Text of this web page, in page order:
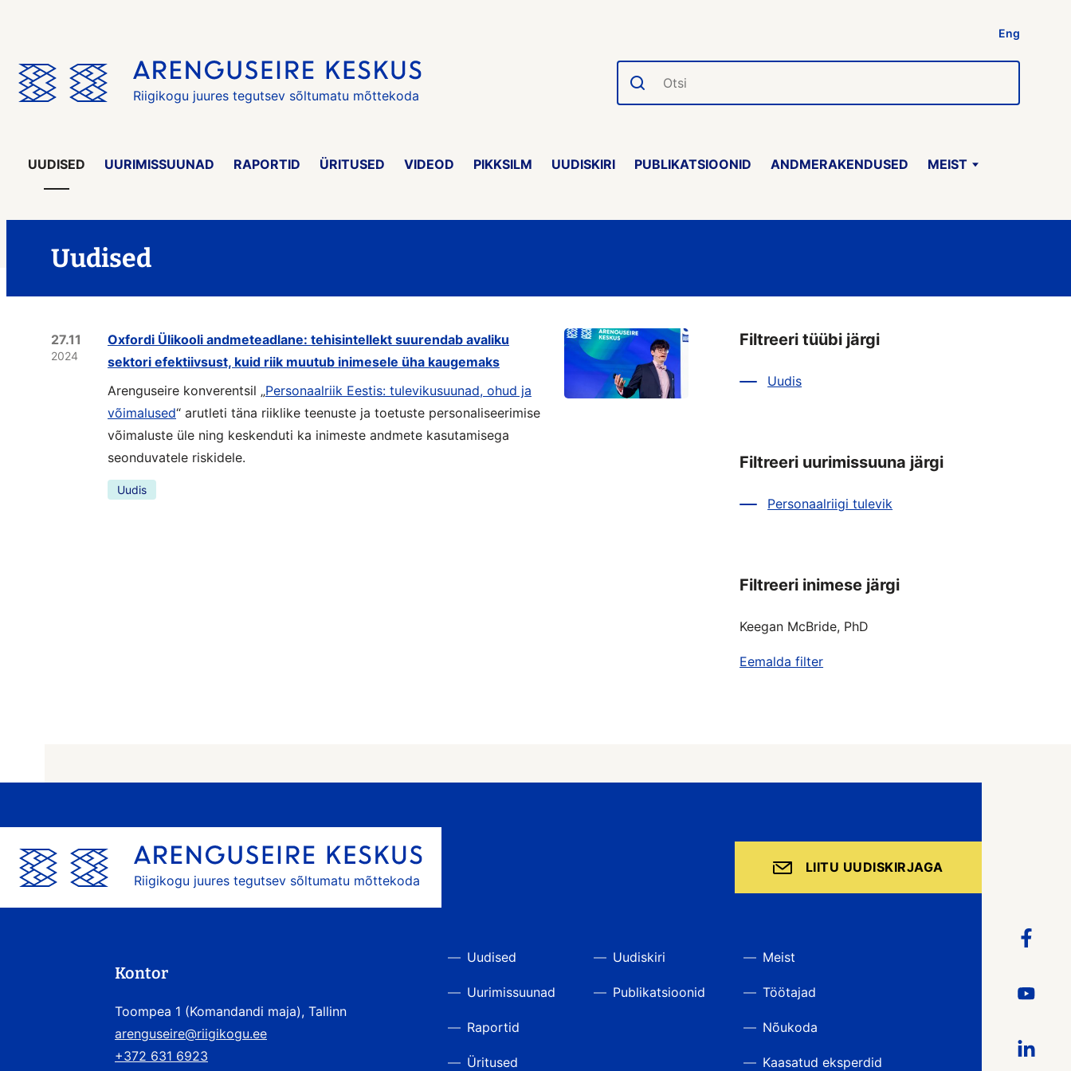
Eng
Riigikogu juures tegutsev sõltumatu mõttekoda
Otsi
UUDISED UURIMISSUUNAD RAPORTID ÜRITUSED VIDEOD PIKKSILM UUDISKIRI PUBLIKATSIOONID ANDMERAKENDUSED MEIST
Uudised
27.11
2024
Oxfordi Ülikooli andmeteadlane: tehisintellekt suurendab avaliku
sektori efektiivsust, kuid riik muutub inimesele üha kaugemaks
Arenguseire konverentsil „Personaalriik Eestis: tulevikusuunad, ohud ja
võimalused“ arutleti täna riiklike teenuste ja toetuste personaliseerimise
võimaluste üle ning keskenduti ka inimeste andmete kasutamisega
seonduvatele riskidele.
Uudis
Filtreeri tüübi järgi
Uudis
Filtreeri uurimissuuna järgi
Personaalriigi tulevik
Filtreeri inimese järgi
Keegan McBride, PhD
Eemalda filter
Riigikogu juures tegutsev sõltumatu mõttekoda
LIITU UUDISKIRJAGA
Kontor
Toompea 1 (Komandandi maja), Tallinn
arenguseire@riigikogu.ee
+372 631 6923
Uudised
Uurimissuunad
Raportid
Üritused
Uudiskiri
Publikatsioonid
Meist
Töötajad
Nõukoda
Kaasatud eksperdid